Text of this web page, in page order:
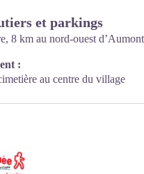
et parkings
8 km au nord-ouest
:
au centre du village